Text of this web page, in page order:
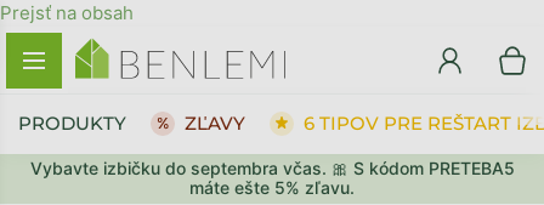
Prejsť na obsah
Vybavte izbičku do septembra včas. 🎀 S kódom PRETEBA5
máte ešte 5% zľavu.
PRODUKTY ZĽAVY 6 TIPOV PRE REŠTART
SPÄŤ DO OBCHODU PREJSŤ DO KOŠÍKA
SPÄŤ DO OBCHODU PREJSŤ DO KOŠÍKA